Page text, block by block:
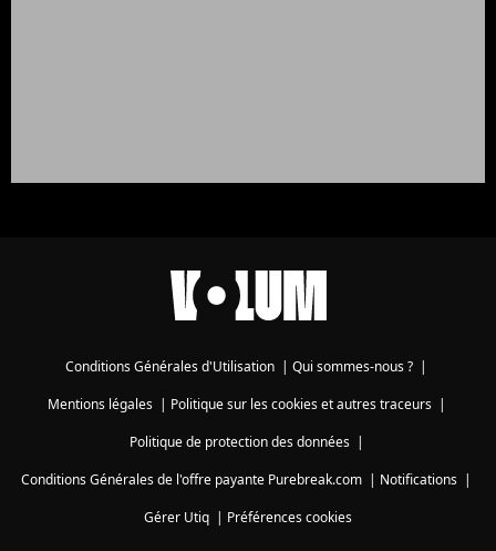
Conditions Générales d'Utilisation | Qui sommes-nous ? |
Mentions légales| Politique sur les cookies et autres traceurs|
Politique de protection des données|
Conditions Générales de l'offre payante Purebreak.com | Notifications |
Gérer Utiq | Préférences cookies